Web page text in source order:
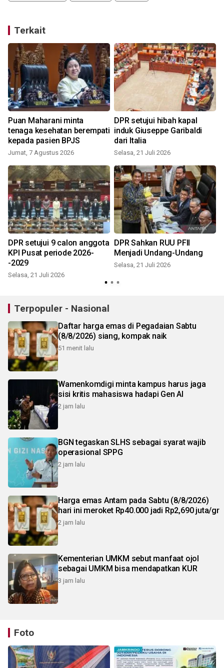
Terkait
Puan Maharani minta
tenaga kesehatan berempati
kepada pasien BPJS
Jumat, 7 Agustus 2026
DPR setujui hibah kapal
induk Giuseppe Garibaldi
dari Italia
Selasa, 21 Juli 2026
DPR setujui 9 calon anggota
KPI Pusat periode 2026-
-2029
Selasa, 21 Juli 2026
DPR Sahkan RUU PFII
Menjadi Undang-Undang
Selasa, 21 Juli 2026
Terpopuler - Nasional
Daftar harga emas di Pegadaian Sabtu
(8/8/2026) siang, kompak naik
51 menit lalu
Wamenkomdigi minta kampus harus jaga
sisi kritis mahasiswa hadapi Gen AI
2 jam lalu
BGN tegaskan SLHS sebagai syarat wajib
operasional SPPG
2 jam lalu
Harga emas Antam pada Sabtu (8/8/2026)
hari ini meroket Rp40.000 jadi Rp2,690 juta/gr
2 jam lalu
Kementerian UMKM sebut manfaat ojol
sebagai UMKM bisa mendapatkan KUR
3 jam lalu
Foto